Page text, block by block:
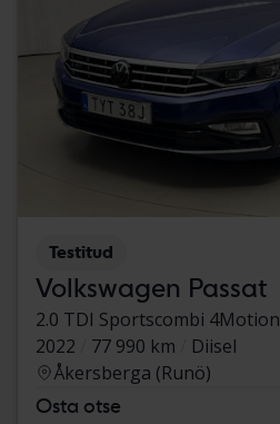
Testitud
Volkswagen Passat
2.0 TDI Sportscombi 4Motion
2022
77 990 km
Diisel
Åkersberga (Runö)
Osta otse